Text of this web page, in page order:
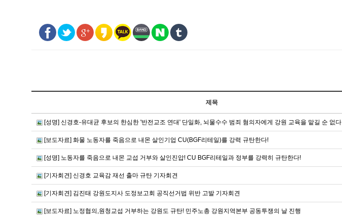
제목
[성명] 신경호-유대균 후보의 한심한 '반전교조 연대' 단일화, 뇌물수수 범죄 혐의자에게 강원 교육을 맡길 순 없다
[보도자료] 화물 노동자를 죽음으로 내몬 살인기업 CU(BGF리테일)를 강력 규탄한다!
[성명] 노동자를 죽음으로 내몬 교섭 거부와 살인진압! CU BGF리테일과 정부를 강력히 규탄한다!
[기자회견] 신경호 교육감 재선 출마 규탄 기자회견
[기자회견] 김진태 강원도지사 도정보고회 공직선거법 위반 고발 기자회견
[보도자료] 노정협의,원청교섭 거부하는 강원도 규탄! 민주노총 강원지역본부 공동투쟁의 날 진행